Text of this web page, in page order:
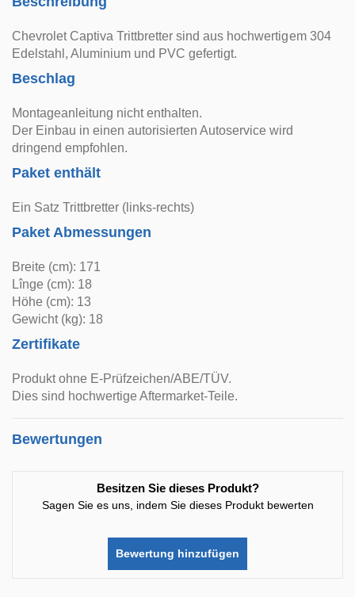
Chevrolet Captiva Trittbretter sind aus hochwertigem 304
Edelstahl, Aluminium und PVC gefertigt.
Beschlag
Montageanleitung nicht enthalten.
Der Einbau in einen autorisierten Autoservice wird
dringend empfohlen.
Paket enthält
Ein Satz Trittbretter (links-rechts)
Paket Abmessungen
Breite (cm): 171
Lînge (cm): 18
Höhe (cm): 13
Gewicht (kg): 18
Zertifikate
Produkt ohne E-Prüfzeichen/ABE/TÜV.
Dies sind hochwertige Aftermarket-Teile.
Bewertungen
Besitzen Sie dieses Produkt?
Sagen Sie es uns, indem Sie dieses Produkt bewerten
Bewertung hinzufügen